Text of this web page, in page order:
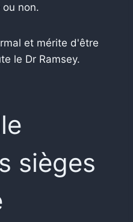
non.
et mérite d'être
le Dr Ramsey.
sièges